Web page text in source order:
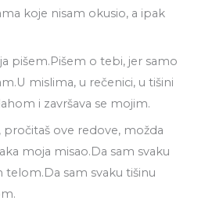
koje nisam okusio, a ipak
pišem.Pišem o tebi, jer samo
mislima, u rečenici, u tišini
i završava se mojim.
ove redove, možda
moja misao.Da sam svaku
telom.Da sam svaku tišinu